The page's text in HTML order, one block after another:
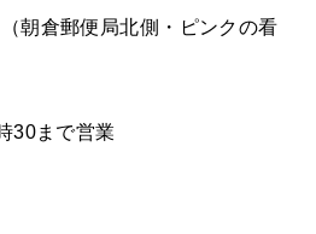
朝倉郵便局北側・ピンクの看
30まで営業